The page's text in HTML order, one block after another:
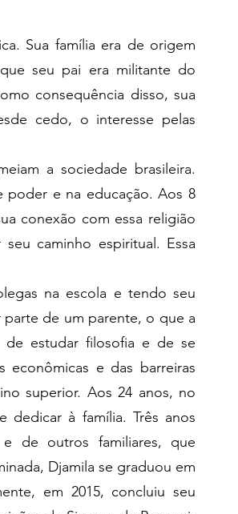
Sua família era de origem
seu pai era militante do
consequência disso, sua
cedo, o interesse pelas
a sociedade brasileira.
poder e na educação. Aos 8
conexão com essa religião
caminho espiritual. Essa
na escola e tendo seu
de um parente, o que a
de estudar filosofia e de se
econômicas e das barreiras
superior. Aos 24 anos, no
dedicar à família. Três anos
de outros familiares, que
Djamila se graduou em
em 2015, concluiu seu